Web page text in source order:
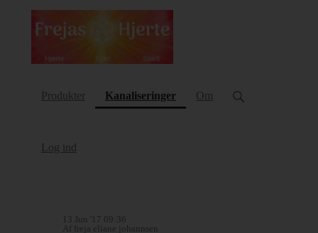
Produkter Kanaliseringer(current)
Om
Log ind
13 Jun '17 09:36
Af freja eliane johannsen